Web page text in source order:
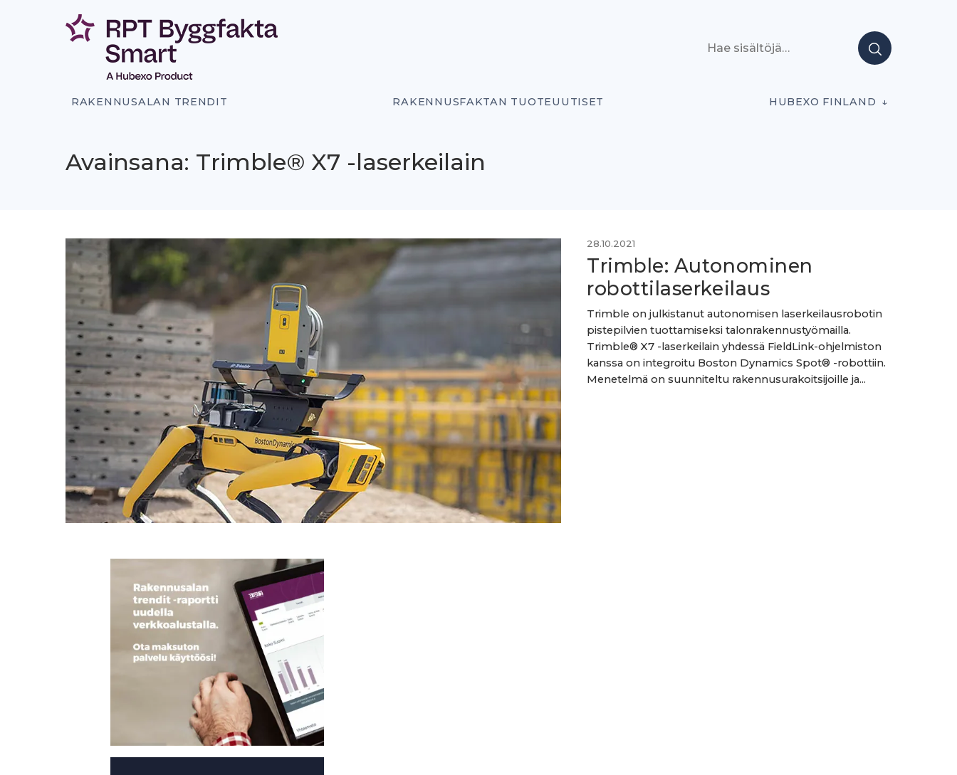
RAKENNUSALAN TRENDIT RAKENNUSFAKTAN TUOTEUUTISET HUBEXO FINLAND
Avainsana: Trimble® X7 -laserkeilain
28.10.2021
Trimble: Autonominen
robottilaserkeilaus
Trimble on julkistanut autonomisen laserkeilausrobotin
pistepilvien tuottamiseksi talonrakennustyömailla.
Trimble® X7 -laserkeilain yhdessä FieldLink-ohjelmiston
kanssa on integroitu Boston Dynamics Spot® -robottiin.
Menetelmä on suunniteltu rakennusurakoitsijoille ja...